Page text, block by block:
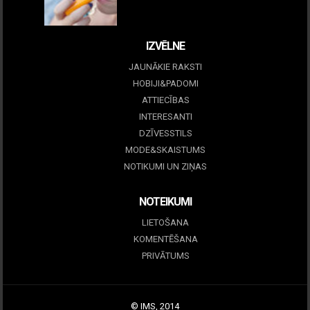
IZVĒLNE
JAUNĀKIE RAKSTI
HOBIJI&PADOMI
ATTIECĪBAS
INTERESANTI
DZĪVESSTILS
MODE&SKAISTUMS
NOTIKUMI UN ZIŅAS
NOTEIKUMI
LIETOŠANA
KOMENTĒŠANA
PRIVĀTUMS
© IMS, 2014